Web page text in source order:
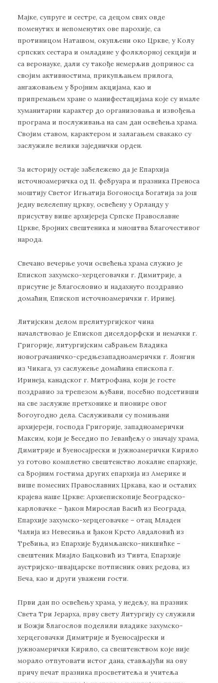
Мајке, супруге и сестре, са децом свих овде
поменутих и непоменутих ове парохије, са
протиницом Наташом, окупљени око Цркве, у Колу
српских сестара и омладине у фолклорној секцији и
са веронауке, дали су такође немерљив допринос са
својим активностима, прикупљањем прилога,
ангажовањем у бројним акцијама, као и
припремањем хране о манифестацијама које су имале
хуманитарни карактер до организовања и извођења
програма и послуживања на сам дан освећења храма.
Својим ставом, карактером и залагањем свакако су
заслужиле велики заједнички орден.
За историју остаје забележено да је Епархија
источноамеричка од 11. фебруара и празника Преноса
моштију Светог Игњатија Богоносца богатија за још
једну велелепну цркву, освећену у Орланду у
присуству више архијереја Српске Православне
Цркве, бројних свештеника и мноштва благочестивог
народа.
Свечано вечерње уочи освећења храма служио је
Епископ захумско-херцеговачки г. Димитрије, а
присутне је благословио и надахнуто поздравио
домаћин, Епископ источноамерички г. Иринеј.
Литијским делом прелитургијског чина
началствовао је Епископ диселдорфски и немачки г.
Григорије, литургијским сабрањем Владика
новограчаничко-средњезападноамерички г. Лонгин
из Чикага, уз саслужење домаћина епископа г.
Иринеја, канадског г. Митрофана, који је госте
поздравио за трепезом љубави, посебно подсетивши
на све заслужне претхонике и пионире овог
богоугодно дела. Саслуживали су помињани
архијереји, господа Григорије, западноамерички
Максим, који је беседио по Јеванђељу о значају храма,
Димитрије и буеносајрески и јужноамерички Кирило
уз готово комплетно свештенство локалне епархије,
са бројним гостима других епархија из Америке и
више помесних Православних Цркава, као и осталих
крајева наше Цркве: Архиепископије београдско-
карловачке – ђакон Мирослав Васић из Београда,
Епархије захумско-херцеговачке – отац Младен
Чалија из Невесиња и ђакон Крсто Авдаловић из
Требиња, из Епархије будимљанско-никшићке –
свештеник Миајло Бацковић из Тивта, Епархије
аустријско-швајцарске потписник ових редова, из
Беча, као и други уважени гости.
Први дан по освећењу храма, у недељу, на празник
Света Три Јерарха, прву свету Литургију су служили
и Божји благослов поделили владике захумско-
херцеговачки Димитрије и буеносајрески и
јужноамерички Кирило, са свештенством које није
морало отпутовати истог дана, стављајући на ову
причу печат празника просветитеља и учитеља